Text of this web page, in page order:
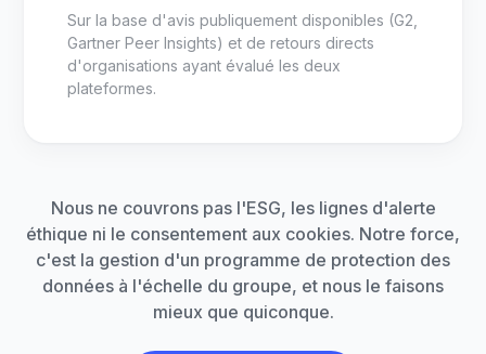
Sur la base d'avis publiquement disponibles (G2,
Gartner Peer Insights) et de retours directs
d'organisations ayant évalué les deux
plateformes.
Nous ne couvrons pas l'ESG, les lignes d'alerte
éthique ni le consentement aux cookies. Notre force,
c'est la gestion d'un programme de protection des
données à l'échelle du groupe, et nous le faisons
mieux que quiconque.